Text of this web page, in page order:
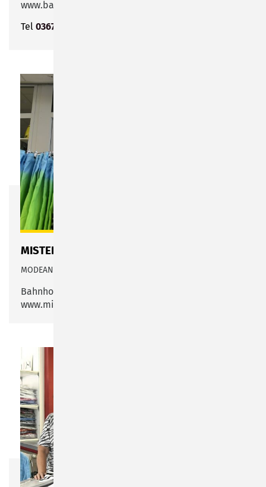
www.baerenkind.de
Tel 03675 702008
MISTER*LADY
MODEANBIETER IM YOUNG FASHION- UND JEANS-SEGMENT
Bahnhofstraße 44 – 48
www.mister-lady.com